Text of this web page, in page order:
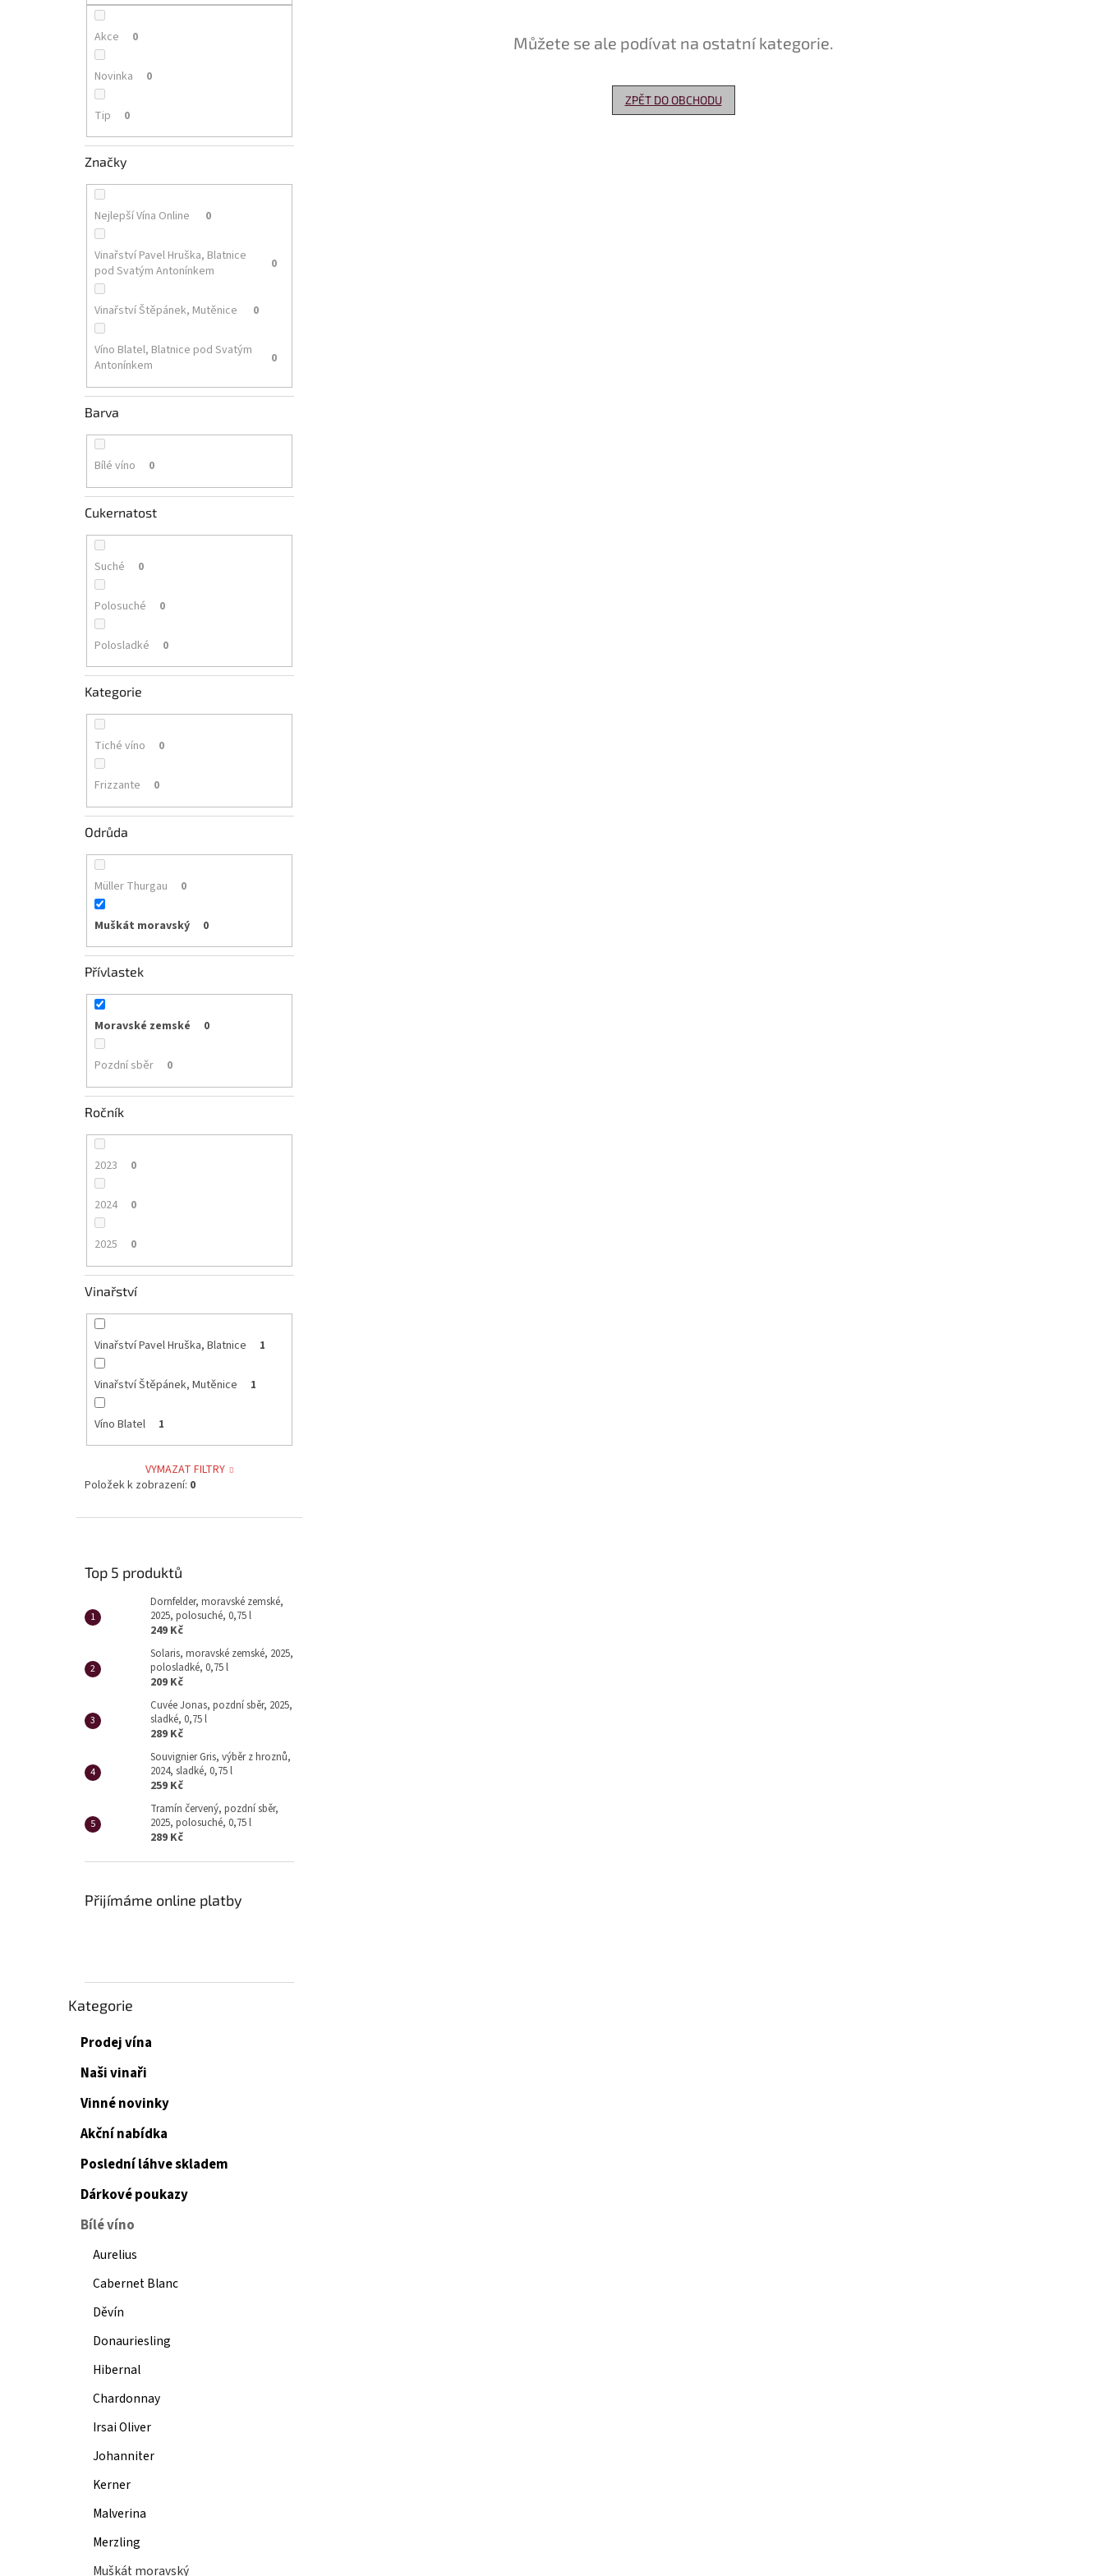
Akce 0
Novinka 0
Tip 0
Značky
Nejlepší Vína Online 0
Vinařství Pavel Hruška, Blatnice
pod Svatým Antonínkem
0
Vinařství Štěpánek, Mutěnice 0
Víno Blatel, Blatnice pod Svatým
Antonínkem
0
Barva
Bílé víno 0
Cukernatost
Suché 0
Polosuché 0
Polosladké 0
Kategorie
Tiché víno 0
Frizzante 0
Odrůda
Müller Thurgau 0
Muškát moravský 0
Přívlastek
Moravské zemské 0
Pozdní sběr 0
Ročník
2023 0
2024 0
2025 0
Vinařství
Vinařství Pavel Hruška, Blatnice 1
Vinařství Štěpánek, Mutěnice 1
Víno Blatel 1
VYMAZAT FILTRY
Položek k zobrazení: 0
Top 5 produktů
Dornfelder, moravské zemské,
2025, polosuché, 0,75 l
249 Kč
Solaris, moravské zemské, 2025,
polosladké, 0,75 l
209 Kč
Cuvée Jonas, pozdní sběr, 2025,
sladké, 0,75 l
289 Kč
Souvignier Gris, výběr z hroznů,
2024, sladké, 0,75 l
259 Kč
Tramín červený, pozdní sběr,
2025, polosuché, 0,75 l
289 Kč
Přijímáme online platby
Přeskočit
Kategorie
Prodej vína
Naši vinaři
Vinné novinky
Akční nabídka
Poslední láhve skladem
Dárkové poukazy
Bílé víno
Aurelius
Cabernet Blanc
Děvín
Donauriesling
Hibernal
Chardonnay
Irsai Oliver
Johanniter
Kerner
Malverina
Merzling
Muškát moravský
Můžete se ale podívat na ostatní kategorie.
ZPĚT DO OBCHODU